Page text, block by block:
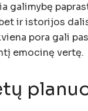
galimybę
ir istorijos
pora gali
emocinę vertę.